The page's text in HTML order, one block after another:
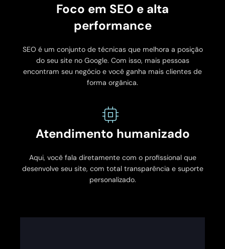
Foco em SEO e alta
performance
SEO é um conjunto de técnicas que melhora a posição
do seu site no Google. Com isso, mais pessoas
encontram seu negócio e você ganha mais clientes de
forma orgânica.
Atendimento humanizado
Aqui, você fala diretamente com o profissional que
desenvolve seu site, com total transparência e suporte
personalizado.